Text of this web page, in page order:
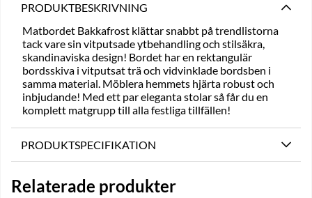
PRODUKTBESKRIVNING
Matbordet Bakkafrost klättar snabbt på trendlistorna
tack vare sin vitputsade ytbehandling och stilsäkra,
skandinaviska design! Bordet har en rektangulär
bordsskiva i vitputsat trä och vidvinklade bordsben i
samma material. Möblera hemmets hjärta robust och
inbjudande! Med ett par eleganta stolar så får du en
komplett matgrupp till alla festliga tillfällen!
PRODUKTSPECIFIKATION
Relaterade produkter